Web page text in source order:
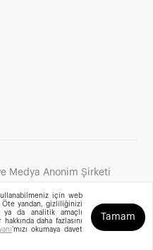
Medya Anonim Şirketi
için web
Öte yandan, gizliliğinizi
ya da analitik amaçlı
daha fazlasını
'mızı okumaya davet
Tamam